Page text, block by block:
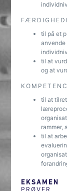
til på et
til at
og at
til at
rammer,
til at
EKSAMEN
PRØVER